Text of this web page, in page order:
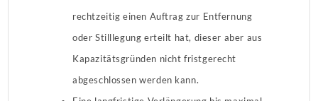
rechtzeitig einen Auftrag zur Entfernung
oder Stilllegung erteilt hat, dieser aber aus
Kapazitätsgründen nicht fristgerecht
abgeschlossen werden kann.